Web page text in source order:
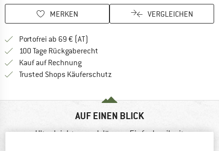
MERKEN VERGLEICHEN
Portofrei ab 69 € (AT)
100 Tage Rückgaberecht
Kauf auf RechnungFinde die Zahlungs-Infos hier! Öffnet
Trusted Shops Käuferschutz
AUF EINEN BLICK
Ultra leichtes und dünnes Einfachseil mit